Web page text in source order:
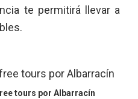
te permitirá llevar a
tours por Albarracín